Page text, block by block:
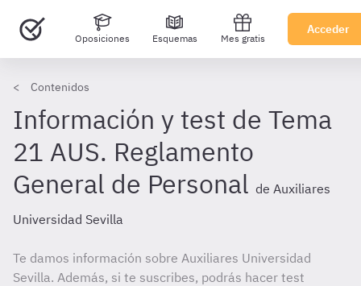
Oposiciones Esquemas Mes gratis
Acceder
Contenidos
Información y test de Tema
21 AUS. Reglamento
General de Personal de Auxiliares
Universidad Sevilla
Te damos información sobre Auxiliares Universidad
Sevilla. Además, si te suscribes, podrás hacer test